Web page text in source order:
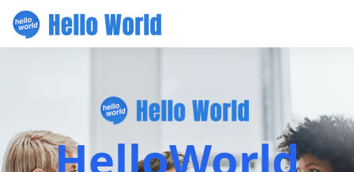
HelloWorld